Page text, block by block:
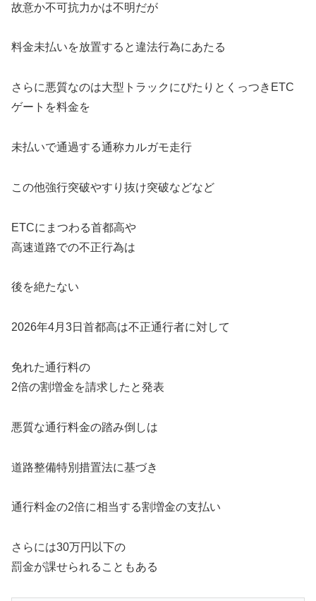
故意か不可抗力かは不明だが
料金未払いを放置すると違法行為にあたる
さらに悪質なのは大型トラックにぴたりとくっつきETC
ゲートを料金を
未払いで通過する通称カルガモ走行
この他強行突破やすり抜け突破などなど
ETCにまつわる首都高や
高速道路での不正行為は
後を絶たない
2026年4月3日首都高は不正通行者に対して
免れた通行料の
2倍の割増金を請求したと発表
悪質な通行料金の踏み倒しは
道路整備特別措置法に基づき
通行料金の2倍に相当する割増金の支払い
さらには30万円以下の
罰金が課せられることもある